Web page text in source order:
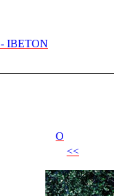
- IBETON
O
<<